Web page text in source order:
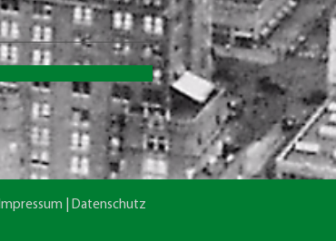
Impressum | Datenschutz